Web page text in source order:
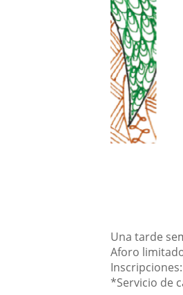
Una tarde
Aforo
*Servicio de